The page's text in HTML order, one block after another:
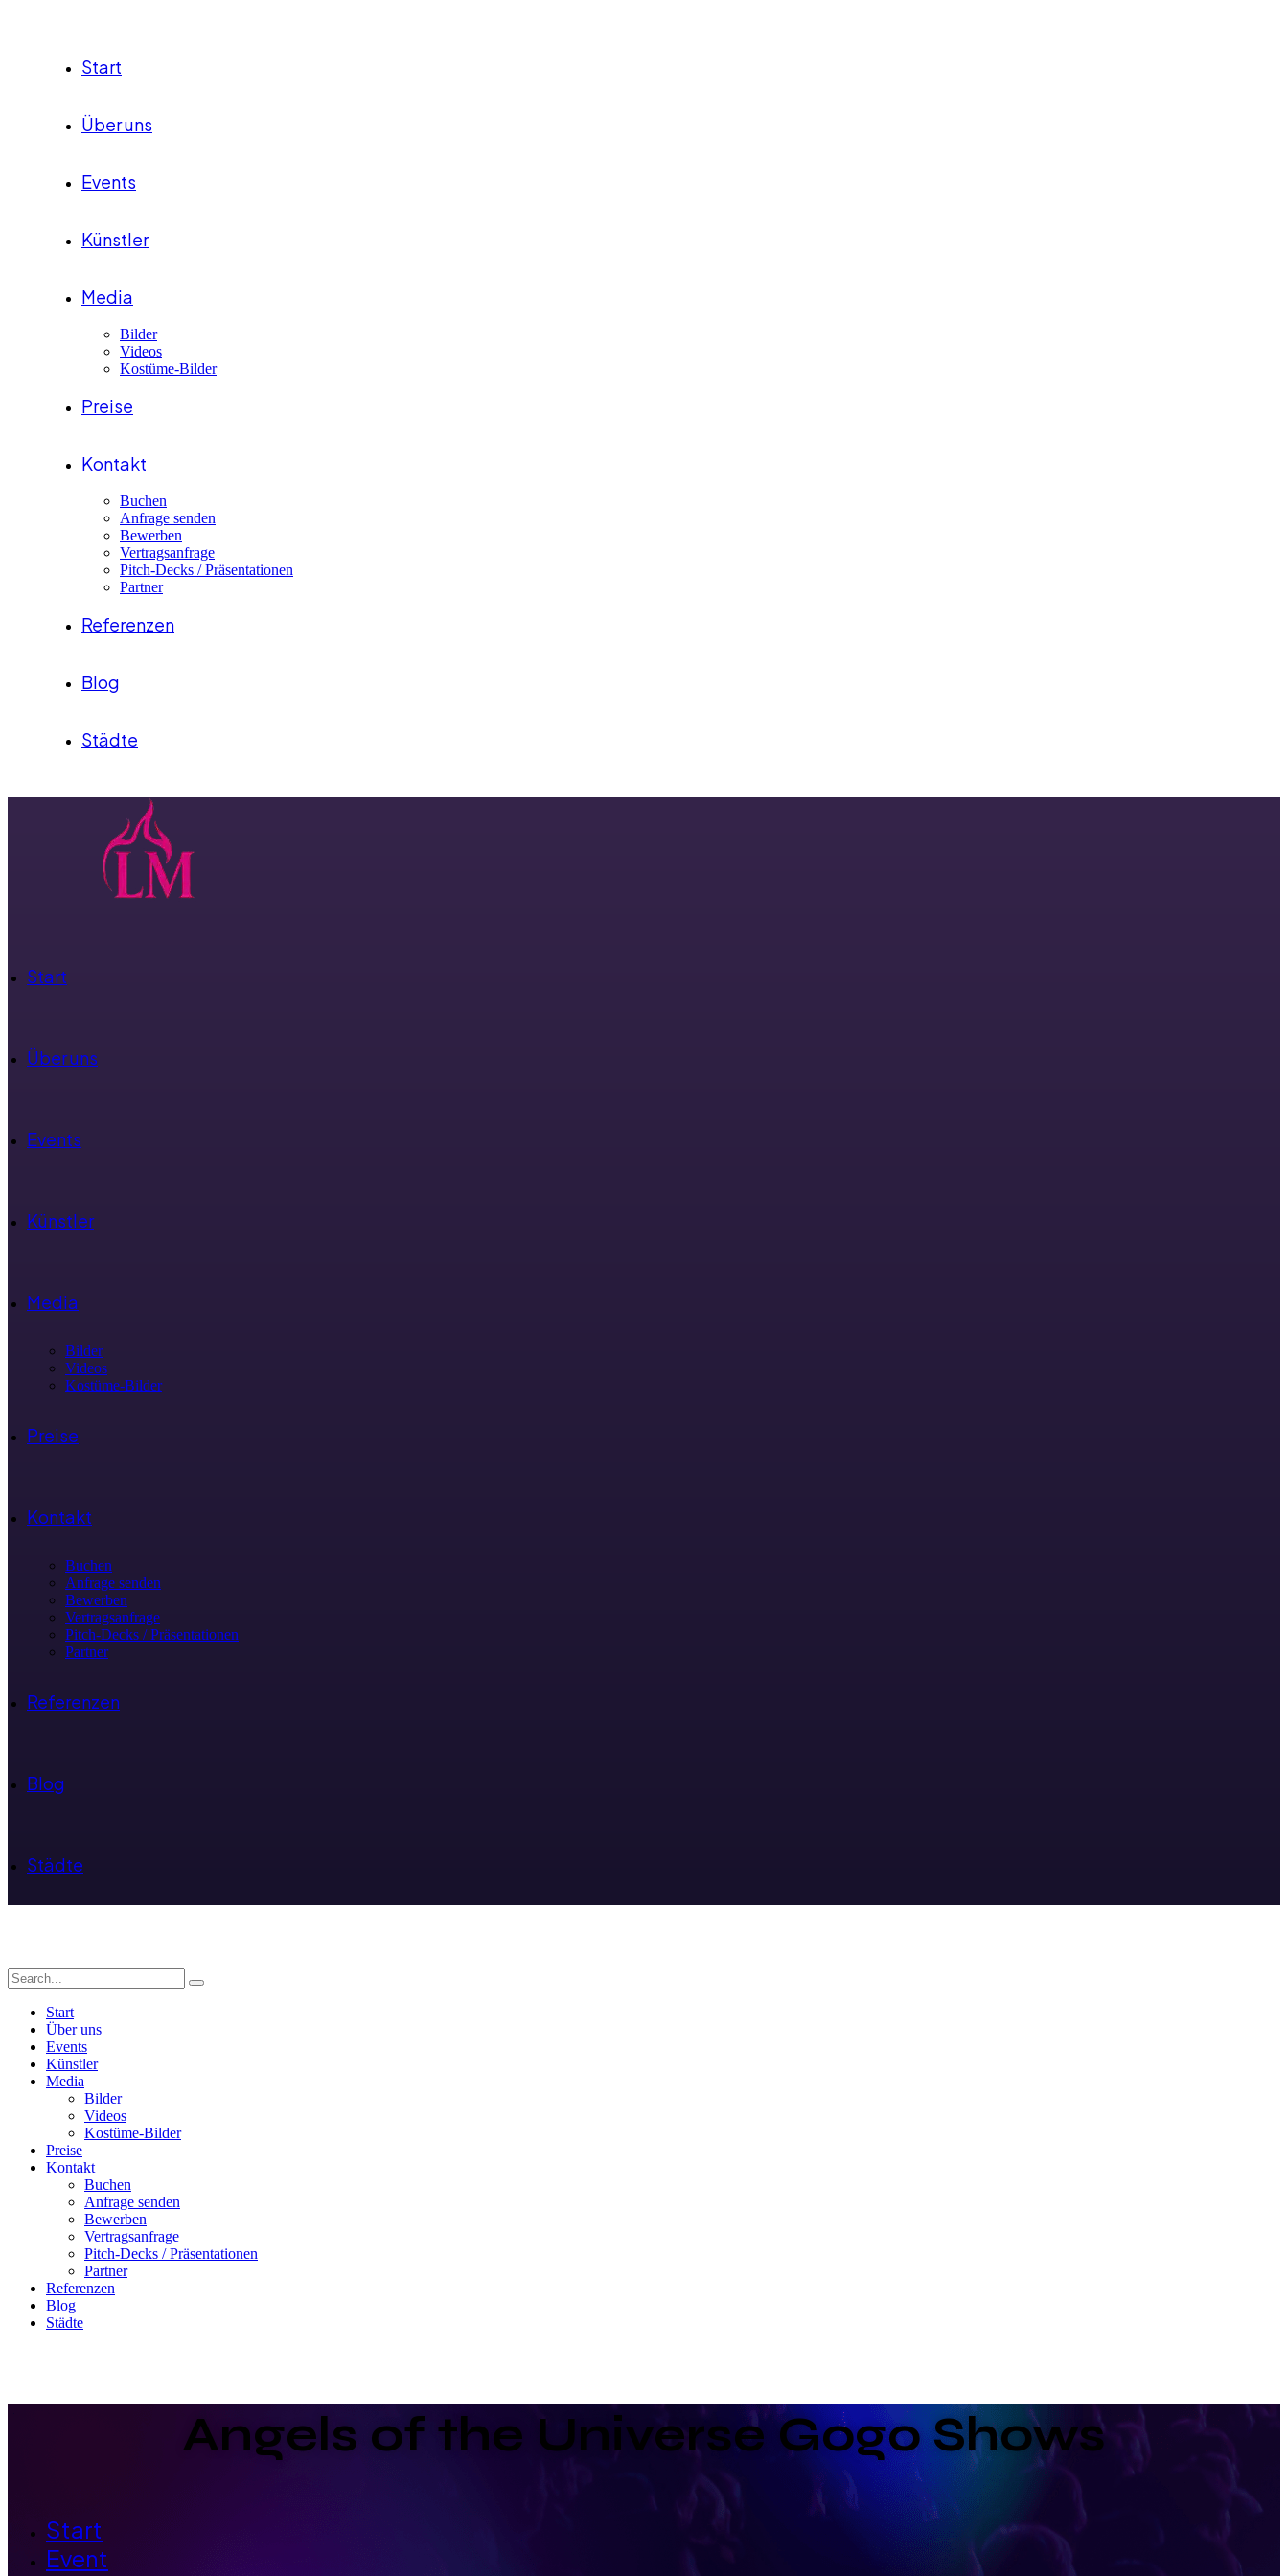
Start
Über uns
Events
Künstler
Media
Bilder
Videos
Kostüme-Bilder
Preise
Kontakt
Buchen
Anfrage senden
Bewerben
Vertragsanfrage
Pitch-Decks / Präsentationen
Partner
Referenzen
Blog
Städte
Start
Über uns
Events
Künstler
Media
Bilder
Videos
Kostüme-Bilder
Preise
Kontakt
Buchen
Anfrage senden
Bewerben
Vertragsanfrage
Pitch-Decks / Präsentationen
Partner
Referenzen
Blog
Städte
Start
Über uns
Events
Künstler
Media
Bilder
Videos
Kostüme-Bilder
Preise
Kontakt
Buchen
Anfrage senden
Bewerben
Vertragsanfrage
Pitch-Decks / Präsentationen
Partner
Referenzen
Blog
Städte
Angels of the Universe Gogo Shows
Start
Event